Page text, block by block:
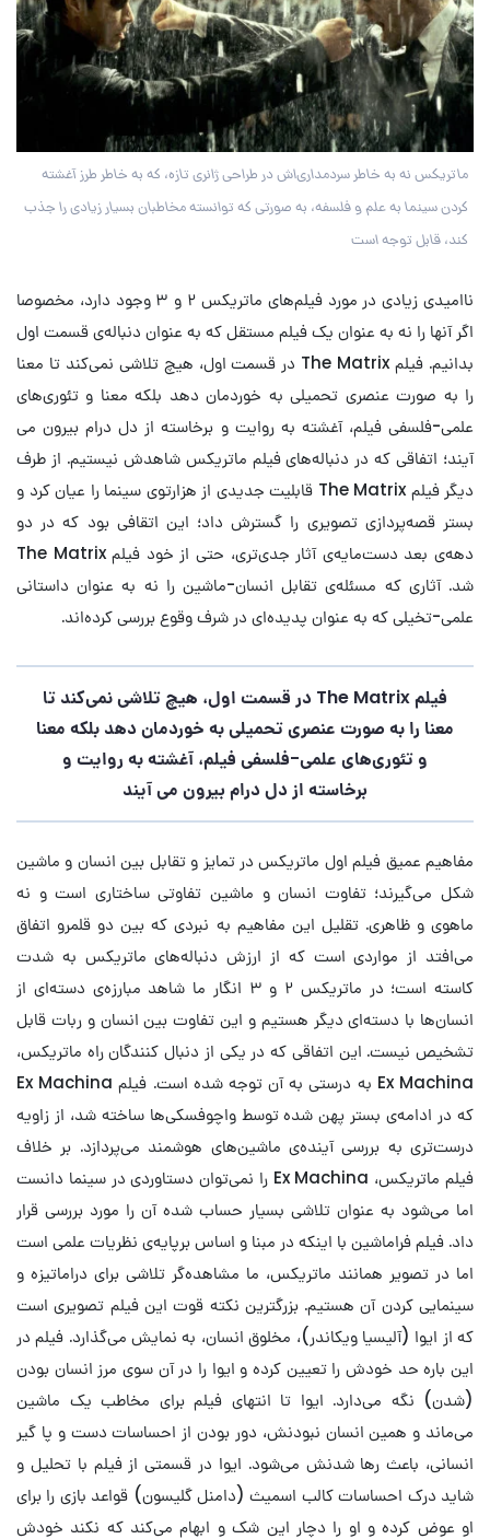
ماتریکس نه به خاطر سردمداری‌اش در طراحی ژانری تازه، که به خاطر طرز آغشته
کردن سینما به علم و فلسفه، به صورتی که توانسته مخاطبان بسیار زیادی را جذب
کند، قابل توجه است
ناامیدی زیادی در مورد فیلم‌های ‌ماتریکس ۲ و ۳ وجود دارد، مخصوصا
اگر آنها را نه به عنوان یک فیلم مستقل که به عنوان دنباله‌ی قسمت اول
بدانیم. فیلم ‌The Matrix در قسمت اول، هیچ تلاشی نمی‌کند تا معنا
را به صورت عنصری تحمیلی به خوردمان دهد بلکه معنا و تئوری‌های
علمی-فلسفی‌ فیلم، آغشته به روایت و برخاسته از دل درام بیرون می
آیند؛ اتفاقی که در دنباله‌های فیلم ماتریکس شاهدش نیستیم. از طرف
دیگر فیلم The Matrix قابلیت جدیدی از هزارتوی سینما را عیان کرد و
بستر قصه‌پردازی تصویری را گسترش داد؛ این اتقافی بود که در دو
دهه‌ی بعد دست‌مایه‌ی آثار جدی‌تری، حتی از خود فیلم The Matrix
شد. آثاری که مسئله‌ی تقابل انسان-ماشین را نه به عنوان داستانی
علمی-تخیلی که به عنوان پدیده‌ای در شرف وقوع بررسی کرده‌اند.
فیلم ‌The Matrix در قسمت اول، هیچ تلاشی نمی‌کند تا
معنا را به صورت عنصری تحمیلی به خوردمان دهد بلکه معنا
و تئوری‌های علمی-فلسفی‌ فیلم، آغشته به روایت و
برخاسته از دل درام بیرون می آیند
مفاهیم عمیق فیلم اول ماتریکس در تمایز و تقابل بین انسان و ماشین
شکل می‌گیرند؛ تفاوت انسان و ماشین تفاوتی ساختاری است و نه
ماهوی و ظاهری. تقلیل این مفاهیم به نبردی که بین دو قلمرو اتفاق
می‌افتد از مواردی است که از ارزش دنباله‌های ماتریکس به شدت
کاسته است؛ در ماتریکس ۲ و ۳ انگار ما شاهد مبارزه‌ی دسته‌ای از
انسان‌ها با دسته‌ای دیگر هستیم و این تفاوت بین انسان و ربات قابل
تشخیص نیست. این اتفاقی که در یکی از دنبال کنندگان راه ماتریکس،
Ex Machina به درستی به آن توجه شده است. فیلم Ex Machina
که در ادامه‌‌ی بستر پهن شده توسط واچوفسکی‌ها ساخته شد، از زاویه
درست‌تری به بررسی آینده‌ی ماشین‌های هوشمند می‌پردازد. بر خلاف
فیلم ماتریکس، Ex Machina را نمی‌توان دستاوردی در سینما دانست
اما می‌شود به عنوان تلاشی بسیار حساب شده آن را مورد بررسی قرار
داد. فیلم فراماشین با اینکه در مبنا و اساس برپایه‌ی نظریات علمی است
اما در تصویر همانند ماتریکس، ما مشاهده‌گر تلاشی برای دراماتیزه و
سینمایی کردن آن هستیم. بزرگترین نکته قوت این فیلم تصویری است
که از ایوا (آلیسیا ویکاندر)، مخلوق انسان، به نمایش می‌گذارد. فیلم در
این باره حد خودش را تعیین کرده و ایوا را در آن سوی مرز انسان بودن
(شدن) نگه می‌دارد. ایوا تا انتهای فیلم برای مخاطب یک ماشین
می‌ماند و همین انسان نبودنش، دور بودن از احساسات دست و پا گیر
انسانی، باعث رها شدنش می‌شود. ایوا در قسمتی از فیلم با تحلیل و
شاید درک احساسات کالب اسمیث (دامنل گلیسون) قواعد بازی را برای
او عوض کرده و او را دچار این شک و ابهام می‌کند که نکند خودش